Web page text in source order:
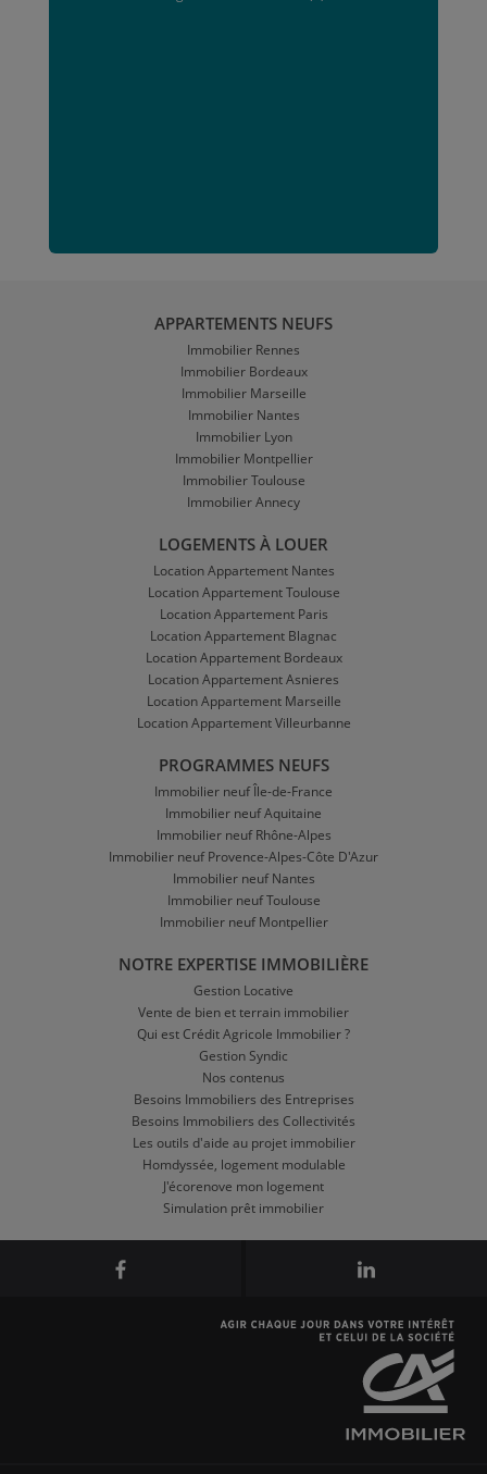
APPARTEMENTS NEUFS
Immobilier Rennes
Immobilier Bordeaux
Immobilier Marseille
Immobilier Nantes
Immobilier Lyon
Immobilier Montpellier
Immobilier Toulouse
Immobilier Annecy
LOGEMENTS À LOUER
Location Appartement Nantes
Location Appartement Toulouse
Location Appartement Paris
Location Appartement Blagnac
Location Appartement Bordeaux
Location Appartement Asnieres
Location Appartement Marseille
Location Appartement Villeurbanne
PROGRAMMES NEUFS
Immobilier neuf Île-de-France
Immobilier neuf Aquitaine
Immobilier neuf Rhône-Alpes
Immobilier neuf Provence-Alpes-Côte D'Azur
Immobilier neuf Nantes
Immobilier neuf Toulouse
Immobilier neuf Montpellier
NOTRE EXPERTISE IMMOBILIÈRE
Gestion Locative
Vente de bien et terrain immobilier
Qui est Crédit Agricole Immobilier ?
Gestion Syndic
Nos contenus
Besoins Immobiliers des Entreprises
Besoins Immobiliers des Collectivités
Les outils d'aide au projet immobilier
Homdyssée, logement modulable
J'écorenove mon logement
Simulation prêt immobilier